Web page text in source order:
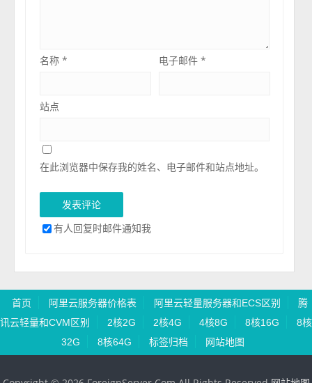
名称* 电子邮件*
站点
在此浏览器中保存我的姓名、电子邮件和站点地址。
有人回复时邮件通知我
首页 阿里云服务器价格表 阿里云轻量服务器和ECS区别
腾
讯云轻量和CVM区别
2核2G 2核4G 4核8G 8核16G
8核
32G
8核64G 标签归档 网站地图